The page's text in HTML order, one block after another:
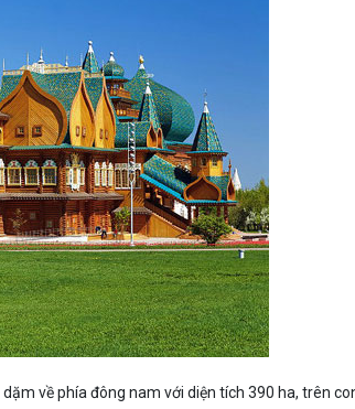
về phía đông nam với diện tích 390 ha, trên